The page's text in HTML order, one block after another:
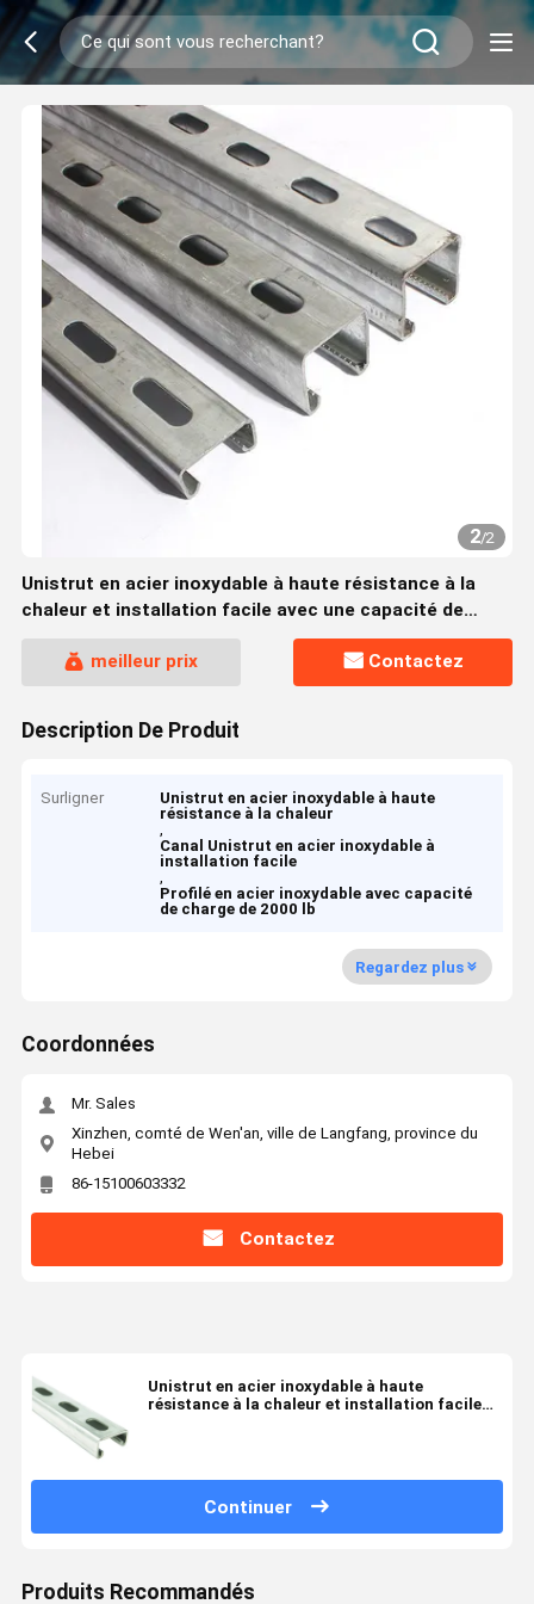
2/2
Unistrut en acier inoxydable à haute résistance à la
chaleur et installation facile avec une capacité de
meilleur prix
Contactez
Description De Produit
Surligner
Unistrut en acier inoxydable à haute
résistance à la chaleur
,
Canal Unistrut en acier inoxydable à
installation facile
,
Profilé en acier inoxydable avec capacité
de charge de 2000 lb
Regardez plus
Coordonnées
Mr. Sales
Xinzhen, comté de Wen'an, ville de Langfang, province du
Hebei
86-15100603332
Contactez
Unistrut en acier inoxydable à haute
résistance à la chaleur et installation facile
Continuer
Produits Recommandés